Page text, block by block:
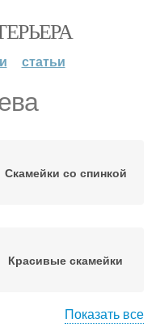
статьи
Скамейки со спинкой
Красивые скамейки
Показать все